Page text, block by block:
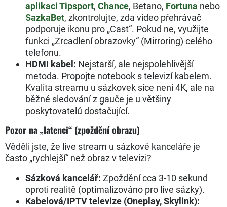
aplikaci Tipsport, Chance, Betano, Fortuna nebo
SazkaBet, zkontrolujte, zda video přehrávač
podporuje ikonu pro „Cast“. Pokud ne, využijte
funkci „Zrcadlení obrazovky“ (Mirroring) celého
telefonu.
HDMI kabel: Nejstarší, ale nejspolehlivější
metoda. Propojte notebook s televizí kabelem.
Kvalita streamu u sázkovek sice není 4K, ale na
běžné sledování z gauče je u většiny
poskytovatelů dostačující.
Pozor na „latenci“ (zpoždění obrazu)
Věděli jste, že live stream u sázkové kanceláře je
často „rychlejší“ než obraz v televizi?
Sázková kancelář: Zpoždění cca 3-10 sekund
oproti realitě (optimalizováno pro live sázky).
Kabelová/IPTV televize (Oneplay, Skylink):